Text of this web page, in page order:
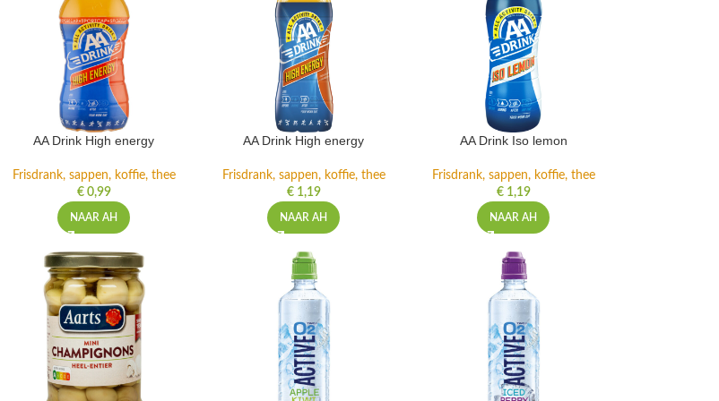
AA Drink High energy
Frisdrank, sappen, koffie, thee
€0,99
NAAR AH
AA Drink High energy
Frisdrank, sappen, koffie, thee
€1,19
NAAR AH
AA Drink Iso lemon
Frisdrank, sappen, koffie, thee
€1,19
NAAR AH